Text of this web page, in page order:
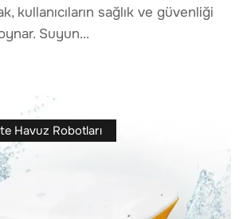
kullanıcıların sağlık ve güvenliği
Suyun...
Havuz Robotları